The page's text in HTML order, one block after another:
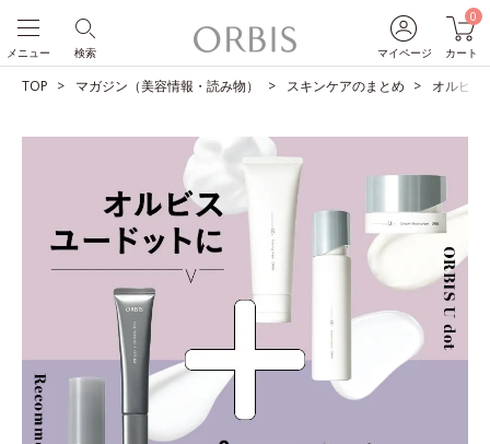
マイページ
0
カート
検索
メニュー
TOP マガジン（美容情報・読み物） スキンケアのまとめ オルビス